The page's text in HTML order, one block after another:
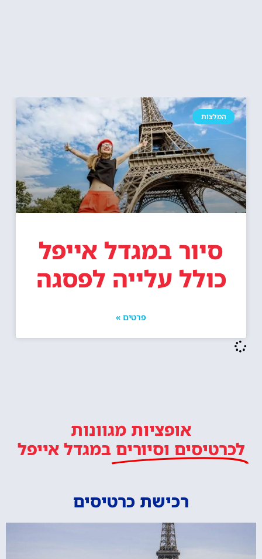
המלצות
סיור במגדל אייפל
כולל עלייה לפסגה
פרטים »
אופציות מגוונות
לכרטיסים וסיורים במגדל אייפל
רכישת כרטיסים